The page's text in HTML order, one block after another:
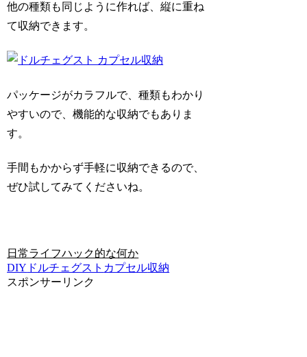
他の種類も同じように作れば、縦に重ね
て収納できます。
パッケージがカラフルで、種類もわかり
やすいので、機能的な収納でもありま
す。
手間もかからず手軽に収納できるので、
ぜひ試してみてくださいね。
日常ライフハック的な何か
DIY ドルチェグスト カプセル収納
スポンサーリンク